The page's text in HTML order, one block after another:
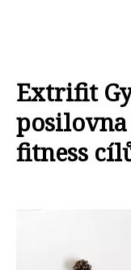
Extrifit
fitness